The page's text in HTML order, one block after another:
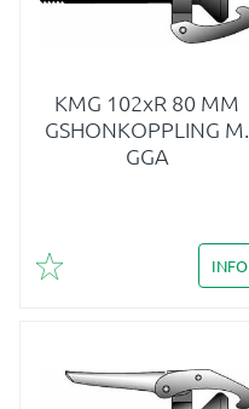
KMG 102xR 80 MM
GSHONKOPPLING M.
GGA
Lägg till i favoriter
INFO